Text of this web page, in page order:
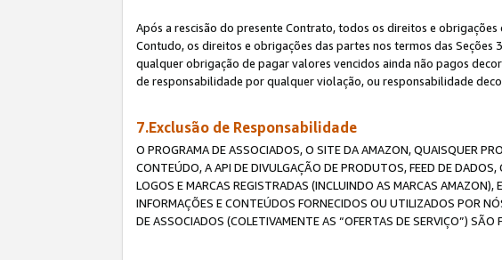
Após a rescisão do presente Contrato, todos os direitos e
Contudo, os direitos e obrigações das partes nos termos das
qualquer obrigação de pagar valores vencidos ainda não pagos
de responsabilidade por qualquer violação, ou responsabilidade
7.Exclusão de Responsabilidade
O PROGRAMA DE ASSOCIADOS, O SITE DA AMAZON, QUAISQUER
CONTEÚDO, A API DE DIVULGAÇÃO DE PRODUTOS, FEED DE
LOGOS E MARCAS REGISTRADAS (INCLUINDO AS MARCAS
INFORMAÇÕES E CONTEÚDOS FORNECIDOS OU UTILIZADOS POR
DE ASSOCIADOS (COLETIVAMENTE AS “OFERTAS DE SERVIÇO”)